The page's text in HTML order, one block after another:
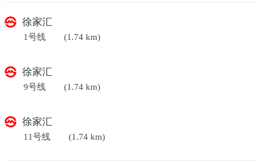
徐家汇
1号线 (1.74 km)
徐家汇
9号线 (1.74 km)
徐家汇
11号线 (1.74 km)